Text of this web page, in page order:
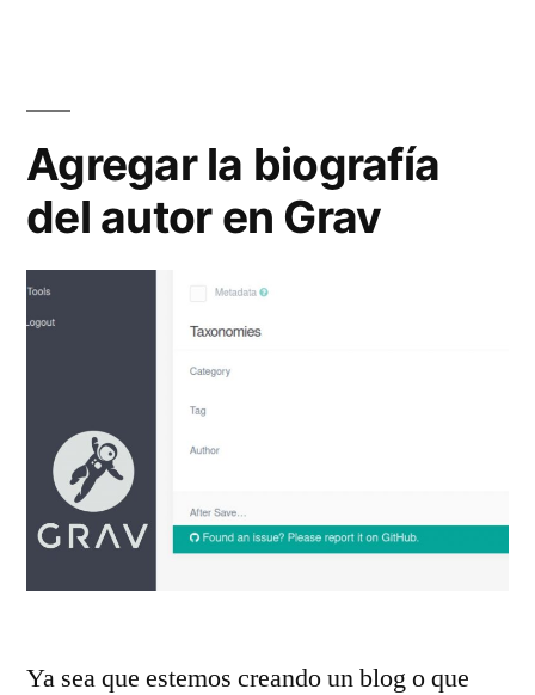
Agregar la biografía
del autor en Grav
Ya sea que estemos creando un blog o que